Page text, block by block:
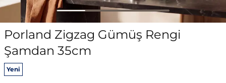
Porland Zigzag Gümüş Rengi
Şamdan 35cm
Yeni